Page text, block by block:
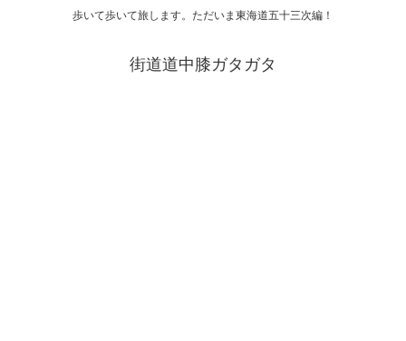
歩いて歩いて旅します。ただいま東海道五十三次編！
街道道中膝ガタガタ